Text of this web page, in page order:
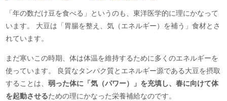
「年の数だけ豆を食べる」というのも、東洋医学的に理にかなって
います。 大豆は「胃腸を整え、気（エネルギー）を補う」食材とさ
れています。
まだ寒いこの時期、体は体温を維持するために多くのエネルギーを
使っています。 良質なタンパク質とエネルギー源である大豆を摂取
することは、弱った体に「気（パワー）」を充填し、春に向けて体
を起動させるための理にかなった栄養補給なのです。